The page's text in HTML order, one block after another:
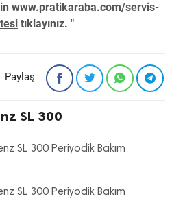
www.pratikaraba.com/servis-
tıklayınız. "
Paylaş
SL 300
SL 300 Periyodik Bakım
SL 300 Periyodik Bakım